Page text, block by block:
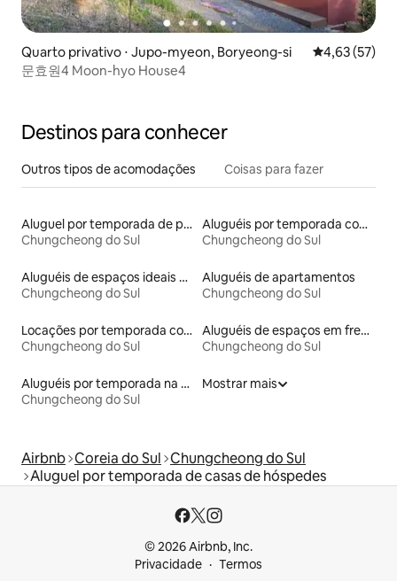
Quarto privativo ⋅ Jupo-myeon, Boryeong-si 4,63 de uma
4,63 (57)
문효원4 Moon-hyo House4
Destinos para conhecer
Outros tipos de acomodações Coisas para fazer
Aluguel por temporada de pensões coreanas
Chungcheong do Sul
Aluguéis por temporada com banheira de hidromassagem
Chungcheong do Sul
Aluguéis de espaços ideais para famílias
Chungcheong do Sul
Aluguéis de apartamentos
Chungcheong do Sul
Locações por temporada com piscina
Chungcheong do Sul
Aluguéis de espaços em frente à praia
Chungcheong do Sul
Aluguéis por temporada na orla
Chungcheong do Sul
Mostrar mais
Airbnb Coreia do Sul Chungcheong do Sul
Aluguel por temporada de casas de hóspedes
© 2026 Airbnb, Inc.
Privacidade
Termos